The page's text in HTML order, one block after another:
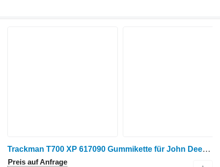
Trackman T700 XP 617090 Gummikette für John Deere 9470RX, 9520RX, 9570RX, 9620RX, 9RX 490, 9RX 540, 9RX 590, 9RX 640 Raupentraktor
Preis auf Anfrage